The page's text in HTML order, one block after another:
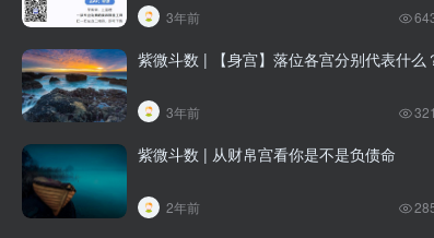
3年前
紫微斗数 | 【身宫】落位各宫分别代表什么
3年前
紫微斗数 | 从财帛宫看你是不是负债命
2年前